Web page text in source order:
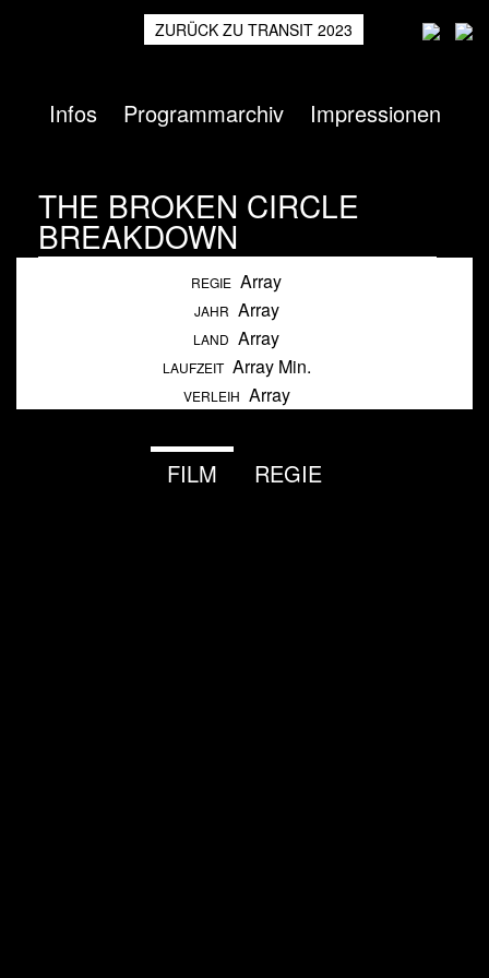
ZURÜCK ZU TRANSIT 2023
Infos Programmarchiv Impressionen
THE BROKEN CIRCLE
BREAKDOWN
REGIE Array
JAHR Array
LAND Array
LAUFZEIT Array Min.
VERLEIH Array
FILM REGIE